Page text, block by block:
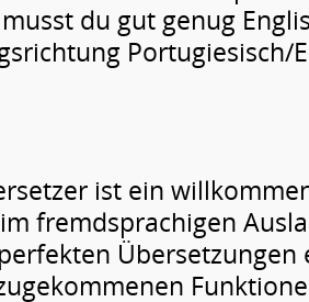
du gut genug
Portugiesisch/
ist ein
fremdsprachigen